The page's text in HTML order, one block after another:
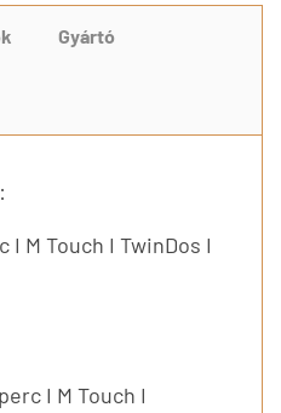
Gyártó
I M Touch I TwinDos I
I M Touch I